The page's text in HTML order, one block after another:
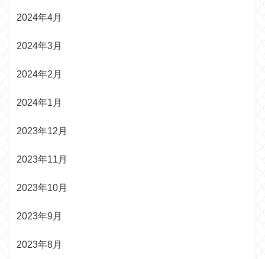
2024年4月
2024年3月
2024年2月
2024年1月
2023年12月
2023年11月
2023年10月
2023年9月
2023年8月